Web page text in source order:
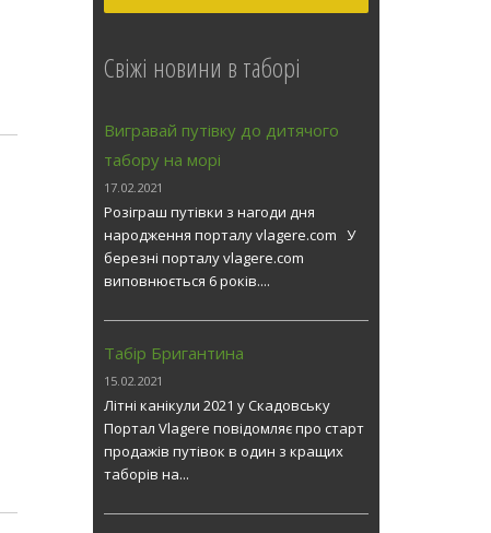
Свіжі новини в таборі
Вигравай путівку до дитячого
табору на морі
17.02.2021
Розіграш путівки з нагоди дня
народження порталу vlagere.com У
березні порталу vlagere.com
виповнюється 6 років....
Табір Бригантина
15.02.2021
Літні канікули 2021 у Скадовську
Портал Vlagere повідомляє про старт
продажів путівок в один з кращих
таборів на...